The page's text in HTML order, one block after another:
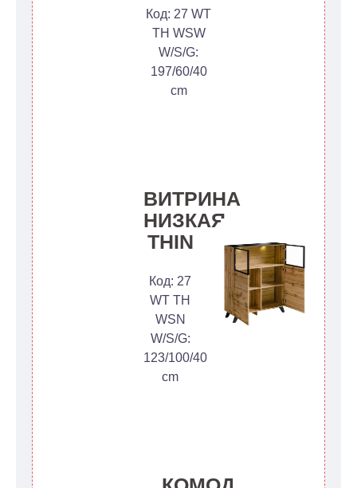
Код: 27 WT
TH WSW
W/S/G:
197/60/40
cm
ВИТРИНА
НИЗКАЯ
THIN
Код: 27
WT TH
WSN
W/S/G:
123/100/40
cm